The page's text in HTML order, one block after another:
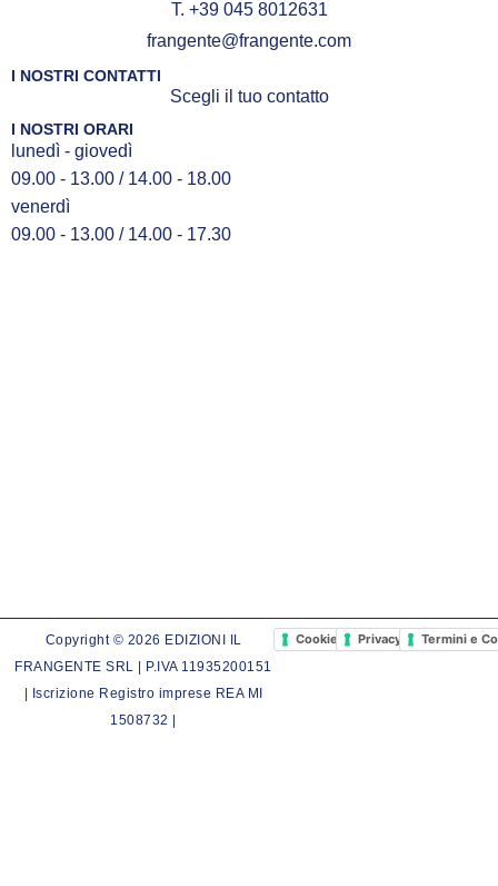
T. +39 045 8012631
frangente@frangente.com
I NOSTRI CONTATTI
Scegli il tuo contatto
I NOSTRI ORARI
lunedì - giovedì
09.00 - 13.00 / 14.00 - 18.00
venerdì
09.00 - 13.00 / 14.00 - 17.30
Copyright © 2026 EDIZIONI IL
FRANGENTE SRL | P.IVA 11935200151
| Iscrizione Registro imprese REA MI
1508732 |
Cookie PolicyPrivacy PolicyTermini e